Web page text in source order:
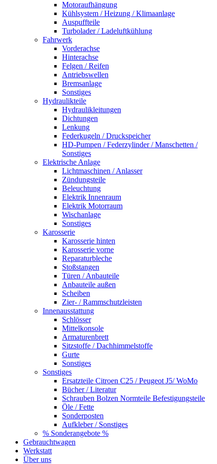
Motoraufhängung
Kühlsystem / Heizung / Klimaanlage
Auspuffteile
Turbolader / Ladeluftkühlung
Fahrwerk
Vorderachse
Hinterachse
Felgen / Reifen
Antriebswellen
Bremsanlage
Sonstiges
Hydraulikteile
Hydraulikleitungen
Dichtungen
Lenkung
Federkugeln / Druckspeicher
HD-Pumpen / Federzylinder / Manschetten /
Sonstiges
Elektrische Anlage
Lichtmaschinen / Anlasser
Zündungsteile
Beleuchtung
Elektrik Innenraum
Elektrik Motorraum
Wischanlage
Sonstiges
Karosserie
Karosserie hinten
Karosserie vorne
Reparaturbleche
Stoßstangen
Türen / Anbauteile
Anbauteile außen
Scheiben
Zier- / Rammschutzleisten
Innenausstattung
Schlösser
Mittelkonsole
Armaturenbrett
Sitzstoffe / Dachhimmelstoffe
Gurte
Sonstiges
Sonstiges
Ersatzteile Citroen C25 / Peugeot J5/ WoMo
Bücher / Literatur
Schrauben Bolzen Normteile Befestigungsteile
Öle / Fette
Sonderposten
Aufkleber / Sonstiges
% Sonderangebote %
Gebrauchtwagen
Werkstatt
Über uns